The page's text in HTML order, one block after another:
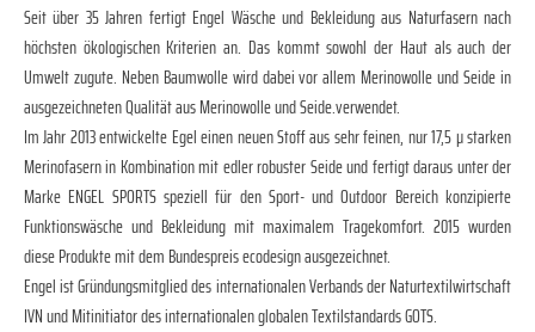
Seit über 35 Jahren fertigt Engel Wäsche und Bekleidung aus Naturfasern nach
höchsten ökologischen Kriterien an. Das kommt sowohl der Haut als auch der
Umwelt zugute. Neben Baumwolle wird dabei vor allem Merinowolle und Seide in
ausgezeichneten Qualität aus Merinowolle und Seide.verwendet.
Im Jahr 2013 entwickelte Egel einen neuen Stoff aus sehr feinen, nur 17,5 µ starken
Merinofasern in Kombination mit edler robuster Seide und fertigt daraus unter der
Marke ENGEL SPORTS speziell für den Sport- und Outdoor Bereich konzipierte
Funktionswäsche und Bekleidung mit maximalem Tragekomfort. 2015 wurden
diese Produkte mit dem Bundespreis ecodesign ausgezeichnet.
Engel ist Gründungsmitglied des internationalen Verbands der Naturtextilwirtschaft
IVN und Mitinitiator des internationalen globalen Textilstandards GOTS.